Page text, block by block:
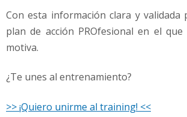
Con esta información clara y validada
plan de acción PROfesional en el
motiva.
¿Te unes al entrenamiento?
>> ¡Quiero unirme al training! <<